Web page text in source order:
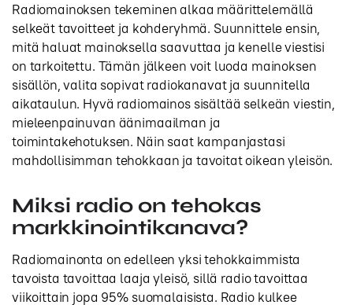
Radiomainoksen tekeminen alkaa määrittelemällä
selkeät tavoitteet ja kohderyhmä. Suunnittele ensin,
mitä haluat mainoksella saavuttaa ja kenelle viestisi
on tarkoitettu. Tämän jälkeen voit luoda mainoksen
sisällön, valita sopivat radiokanavat ja suunnitella
aikataulun. Hyvä radiomainos sisältää selkeän viestin,
mieleenpainuvan äänimaailman ja
toimintakehotuksen. Näin saat kampanjastasi
mahdollisimman tehokkaan ja tavoitat oikean yleisön.
Miksi radio on tehokas
markkinointikanava?
Radiomainonta on edelleen yksi tehokkaimmista
tavoista tavoittaa laaja yleisö, sillä radio tavoittaa
viikoittain jopa 95% suomalaisista. Radio kulkee